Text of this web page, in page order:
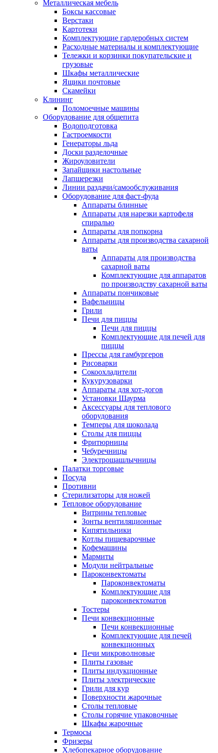
Металлическая мебель
Боксы кассовые
Верстаки
Картотеки
Комплектующие гардеробных систем
Расходные материалы и комплектующие
Тележки и корзинки покупательские и
грузовые
Шкафы металлические
Ящики почтовые
Скамейки
Клининг
Поломоечные машины
Оборудование для общепита
Водоподготовка
Гастроемкости
Генераторы льда
Доски разделочные
Жироуловители
Запайщики настольные
Лапшерезки
Линии раздачи/самообслуживания
Оборудование для фаст-фуда
Аппараты блинные
Аппараты для нарезки картофеля
спиралью
Аппараты для попкорна
Аппараты для производства сахарной
ваты
Аппараты для производства
сахарной ваты
Комплектующие для аппаратов
по производству сахарной ваты
Аппараты пончиковые
Вафельницы
Грили
Печи для пиццы
Печи для пиццы
Комплектующие для печей для
пиццы
Прессы для гамбургеров
Рисоварки
Сокоохладители
Кукурузоварки
Аппараты для хот-догов
Установки Шаурма
Аксессуары для теплового
оборудования
Темперы для шоколада
Столы для пиццы
Фритюрницы
Чебуречницы
Электрошашлычницы
Палатки торговые
Посуда
Противни
Стерилизаторы для ножей
Тепловое оборудование
Витрины тепловые
Зонты вентиляционные
Кипятильники
Котлы пищеварочные
Кофемашины
Мармиты
Модули нейтральные
Пароконвектоматы
Пароконвектоматы
Комплектующие для
пароконвектоматов
Тостеры
Печи конвекционные
Печи конвекционные
Комплектующие для печей
конвекционных
Печи микроволновые
Плиты газовые
Плиты индукционные
Плиты электрические
Грили для кур
Поверхности жарочные
Столы тепловые
Столы горячие упаковочные
Шкафы жарочные
Термосы
Фризеры
Хлебопекарное оборудование